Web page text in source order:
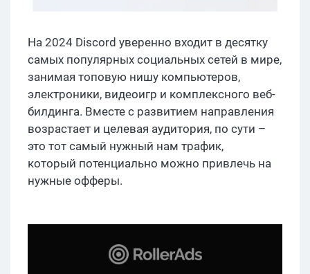
На 2024 Discord уверенно входит в десятку
самых популярных социальных сетей в мире,
занимая топовую нишу компьютеров,
электроники, видеоигр и комплексного веб-
билдинга. Вместе с развитием направления
возрастает и целевая аудитория, по сути –
это тот самый нужный нам трафик,
который потенциально можно привлечь на
нужные офферы.